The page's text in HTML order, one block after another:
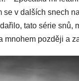
v dalších snech
tato série snů,
mnohem později a